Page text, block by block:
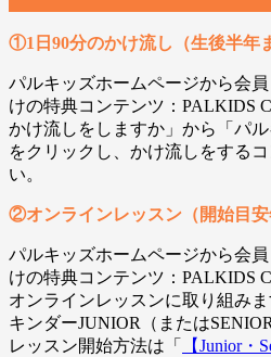
①1日90分のかけ流し（生後半年
パルキッズホームページから会
けの特典コンテンツ：PALKIDS
かけ流しをしますか」から「パ
をクリックし、かけ流しをする
い。
②オンラインレッスン（開始目安
パルキッズホームページから会
けの特典コンテンツ：PALKIDS
オンラインレッスンに取り組み
キンダーJUNIOR（または
レッスン開始方法は「
【Junior